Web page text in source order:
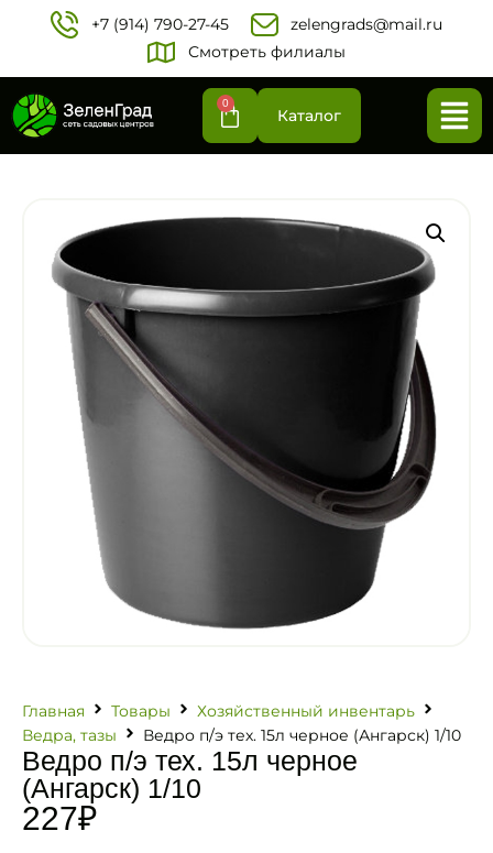
+7 (914) 790-27-45‬
zelengrads@mail.ru
Смотреть филиалы
0
Каталог
Главная Товары
Хозяйственный инвентарь
Ведра, тазы
Ведро п/э тех. 15л черное (Ангарск) 1/10
Ведро п/э тех. 15л черное
(Ангарск) 1/10
227₽